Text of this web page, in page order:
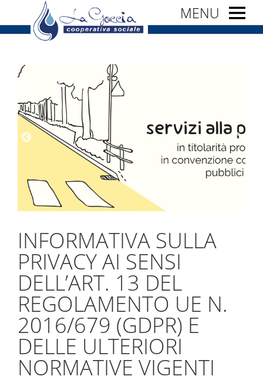
MENU
INFORMATIVA SULLA
PRIVACY AI SENSI
DELL’ART. 13 DEL
REGOLAMENTO UE N.
2016/679 (GDPR) E
DELLE ULTERIORI
NORMATIVE VIGENTI